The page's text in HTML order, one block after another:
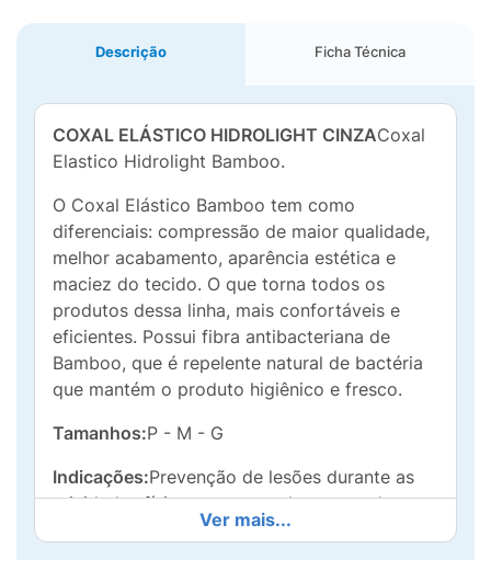
Descrição Ficha Técnica
COXAL ELÁSTICO HIDROLIGHT CINZACoxal
Elastico Hidrolight Bamboo.
O Coxal Elástico Bamboo tem como
diferenciais: compressão de maior qualidade,
melhor acabamento, aparência estética e
maciez do tecido. O que torna todos os
produtos dessa linha, mais confortáveis e
eficientes. Possui fibra antibacteriana de
Bamboo, que é repelente natural de bactéria
que mantém o produto higiênico e fresco.
Tamanhos:P - M - G
Indicações:Prevenção de lesões durante as
atividades físicas, protegendo a musculatura.
Instruções de Uso:Vestir o produto através
Ver mais...